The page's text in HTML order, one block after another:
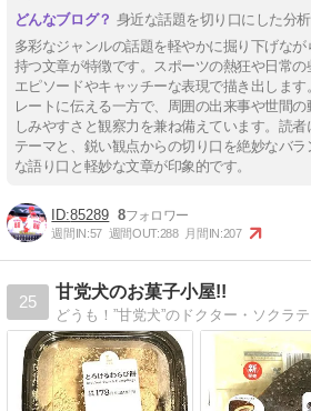
身近な話題を切り口にした分
多彩なジャンルの話題を軽やかに掘り下げな
持つ文章が特徴です。スポーツの熱狂や日常
エピソードやキャッチーな表現で描き出しま
レートに伝える一方で、周囲の出来事や世間
しみやすさと観察力を兼ね備えています。読
テーマと、鋭い観点からの切り口を絶妙なバ
な語り口と軽妙な文章が印象的です。
85289 8
週間IN:57 週間OUT:288 月間IN:207
25
甘党犬のお菓子小屋!!